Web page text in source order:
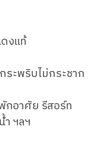
งแท้
ระพริบไม่กระชาก
กอาศัย รีสอร์ท
ฯลฯ